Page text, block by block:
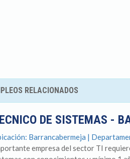
RELACIONADOS
DE SISTEMAS -
Barrancabermeja |
empresa del sector TI